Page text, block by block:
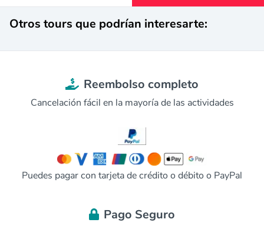
Otros tours que podrían interesarte:
Reembolso completo
Cancelación fácil en la mayoría de las actividades
Puedes pagar con tarjeta de crédito o débito o PayPal
Pago Seguro